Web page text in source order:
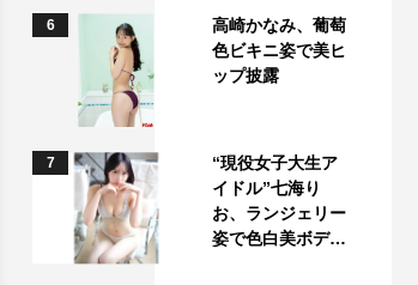
6
高崎かなみ、葡萄
色ビキニ姿で美ヒ
ップ披露
7
“現役女子大生ア
イドル”七海り
お、ランジェリー
姿で色白美ボデ…